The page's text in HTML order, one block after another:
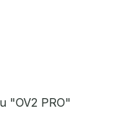
"OV2 PRO"